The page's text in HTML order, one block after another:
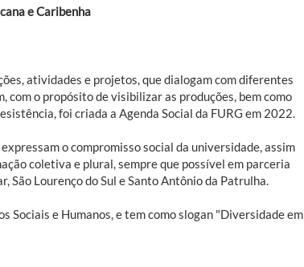
e Caribenha
atividades e projetos, que dialogam com diferentes
o propósito de visibilizar as produções, bem como
foi criada a Agenda Social da FURG em 2022.
o compromisso social da universidade, assim
coletiva e plural, sempre que possível em parceria
São Lourenço do Sul e Santo Antônio da Patrulha.
Sociais e Humanos, e tem como slogan "Diversidade em